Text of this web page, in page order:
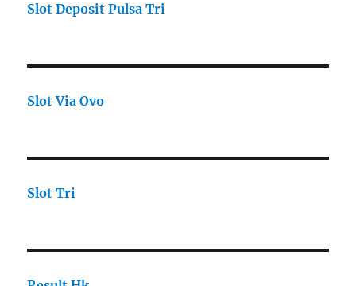
Slot Deposit Pulsa Tri
Slot Via Ovo
Slot Tri